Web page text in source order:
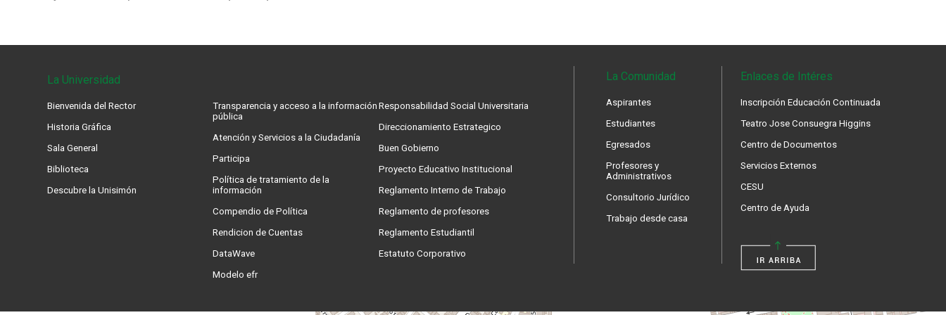
La Universidad
Bienvenida del Rector
Historia Gráfica
Sala General
Biblioteca
Descubre la Unisimón
Transparencia y acceso a la información
pública
Atención y Servicios a la Ciudadanía
Participa
Política de tratamiento de la
información
Compendio de Política
Rendicion de Cuentas
DataWave
Modelo efr
Responsabilidad Social Universitaria
Direccionamiento Estrategico
Buen Gobierno
Proyecto Educativo Institucional
Reglamento Interno de Trabajo
Reglamento de profesores
Reglamento Estudiantil
Estatuto Corporativo
La Comunidad
Aspirantes
Estudiantes
Egresados
Profesores y
Administrativos
Consultorio Jurídico
Trabajo desde casa
Enlaces de Intéres
Inscripción Educación Continuada
Teatro Jose Consuegra Higgins
Centro de Documentos
Servicios Externos
CESU
Centro de Ayuda